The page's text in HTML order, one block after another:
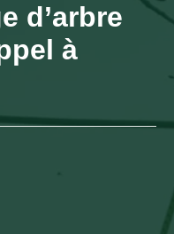
d’arbre
à